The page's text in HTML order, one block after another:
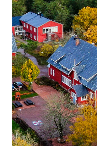
Grundvux
Studerande
Nyheter
Anslagstavlan
Integritetspolicy
Folkis
Om skolan